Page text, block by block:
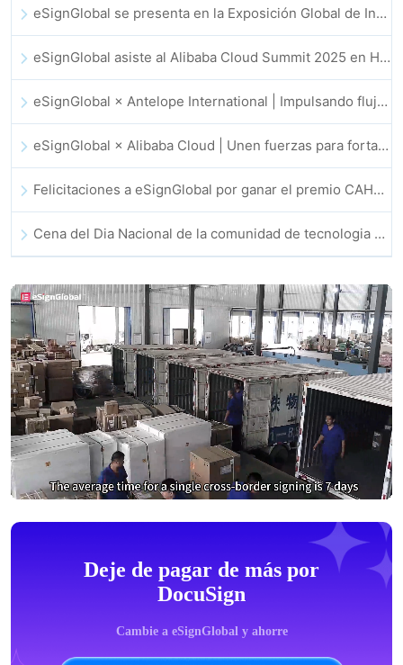
eSignGlobal se presenta en la Exposición Global de Innovación GIS 2025
eSignGlobal asiste al Alibaba Cloud Summit 2025 en Hong Kong, para discutir conjuntamente el futuro de la innovación en la nube impulsada por la IA y la confianza digital
eSignGlobal × Antelope International | Impulsando flujos de trabajo digitales seguros y basados en IA
eSignGlobal × Alibaba Cloud | Unen fuerzas para fortalecer la confianza digital global en fintech
Felicitaciones a eSignGlobal por ganar el premio CAHK STAR 2025
Cena del Dia Nacional de la comunidad de tecnologia e innovacion de Hong Kong
Deje de pagar de más por
DocuSign
Cambie a eSignGlobal y ahorre